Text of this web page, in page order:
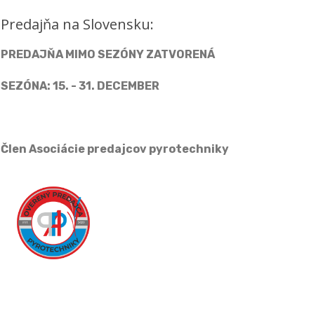
Predajňa na Slovensku:
PREDAJŇA MIMO SEZÓNY ZATVORENÁ
SEZÓNA: 15. - 31. DECEMBER
Člen Asociácie predajcov pyrotechniky